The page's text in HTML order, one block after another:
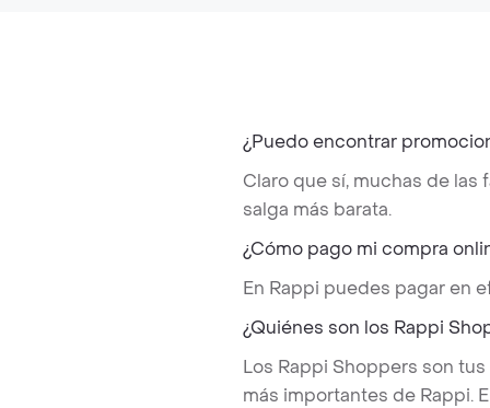
¿Puedo encontrar
Claro que sí, muchas de
salga más barata.
¿Cómo pago mi compra
En Rappi puedes pagar en
¿Quiénes son los Rappi
Los Rappi Shoppers son
más importantes de Rappi.